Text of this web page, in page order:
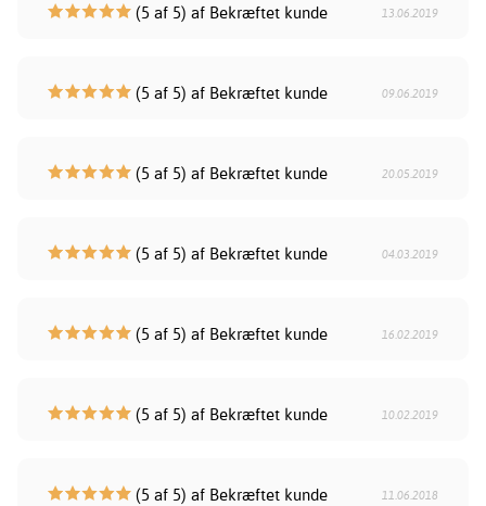
(5 af 5) af Bekræftet kunde 13.06.2019
(5 af 5) af Bekræftet kunde 09.06.2019
(5 af 5) af Bekræftet kunde 20.05.2019
(5 af 5) af Bekræftet kunde 04.03.2019
(5 af 5) af Bekræftet kunde 16.02.2019
(5 af 5) af Bekræftet kunde 10.02.2019
(5 af 5) af Bekræftet kunde 11.06.2018